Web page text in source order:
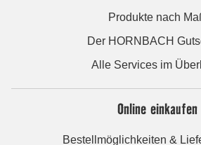
Produkte nach
Der HORNBACH
Alle Services im
Online einkaufen
Bestellmöglichkeiten &